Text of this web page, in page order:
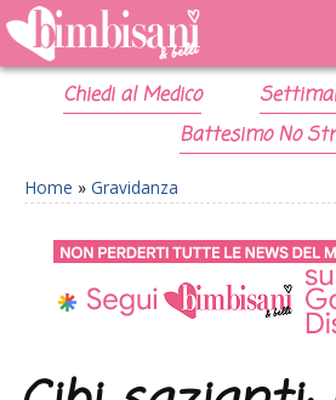
Chiedi al Medico
Battesimo No
Home » Gravidanza